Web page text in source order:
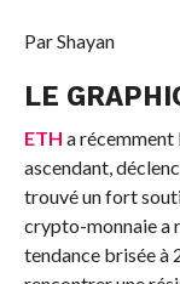
Par Shayan
LE
ETH a récemment
ascendant,
trouvé un fort
crypto-monnaie a
tendance brisée à